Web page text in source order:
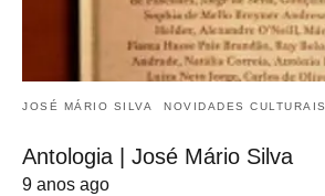
JOSÉ MÁRIO SILVA NOVIDADES CULTURAIS
Antologia | José Mário Silva
9 anos ago